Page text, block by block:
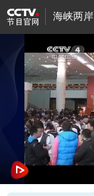
海峡两岸